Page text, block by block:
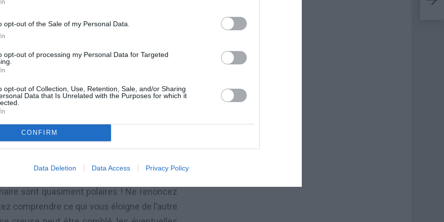
opt-out of the Sale of my Personal Data.
opt-out of processing my Personal Data for Targeted
opt-out of Collection, Use, Retention, Sale, and/or Sharing
Data that Is Unrelated with the Purposes for which it
CONFIRM
Data Deletion Data Access Privacy Policy
les rangs autour d’échanges complices
d’un joli coup de cœur qui aura le mérite
aider à clore en beauté un mois un peu
polaire !
avec un Saturne exigeant qui vous
vos échanges avec l’autre ou (et) vos
: vous n’êtes pas vraiment disposé à
plutôt frisquet. Surtout aux alentours du
sont quasiment polaires ! Ne renoncez
comprendre ce qui vous éloigne de l’autre